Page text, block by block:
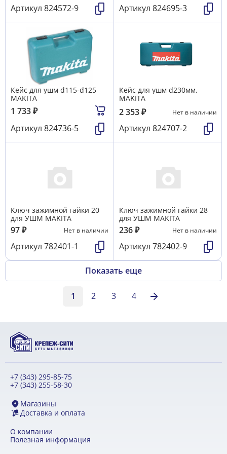
Артикул 824572-9 Артикул 824695-3
Кейс для ушм d115-d125
MAKITA
1 733₽
Артикул 824736-5
Кейс для ушм d230мм,
MAKITA
2 353₽ Нет в наличии
Артикул 824707-2
Ключ зажимной гайки 20
для УШМ MAKITA
97₽ Нет в наличии
Артикул 782401-1
Ключ зажимной гайки 28
для УШМ MAKITA
236₽ Нет в наличии
Артикул 782402-9
Показать еще
1 2 3 4
+7 (343) 295-85-75
+7 (343) 255-58-30
Магазины
Доставка и оплата
О компании
Полезная информация